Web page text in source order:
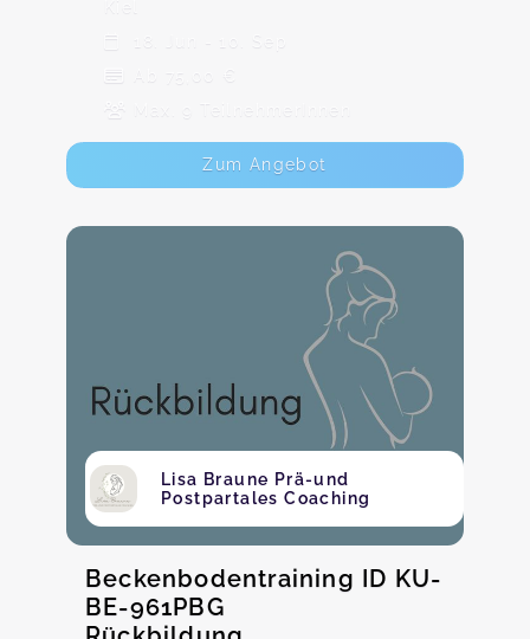
18. Jun - 10. Sep
Ab 75,00 €
Max. 9 TeilnehmerInnen
Zum Angebot
Lisa Braune Prä-und
Postpartales Coaching
Beckenbodentraining ID KU-
BE-961PBG